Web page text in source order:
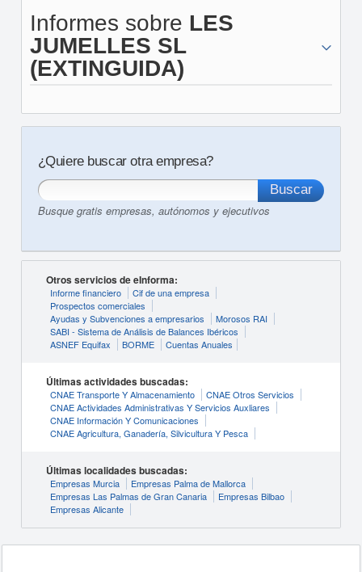
Informes sobre LES
JUMELLES SL
(EXTINGUIDA)
¿Quiere buscar otra empresa?
Busque gratis empresas, autónomos y ejecutivos
Otros servicios de eInforma:
Informe financiero
Cif de una empresa
Prospectos comerciales
Ayudas y Subvenciones a empresarios
Morosos RAI
SABI - Sistema de Análisis de Balances Ibéricos
ASNEF Equifax
BORME Cuentas Anuales
Últimas actividades buscadas:
CNAE Transporte Y Almacenamiento
CNAE Otros Servicios
CNAE Actividades Administrativas Y Servicios Auxliares
CNAE Información Y Comunicaciones
CNAE Agricultura, Ganadería, Silvicultura Y Pesca
Últimas localidades buscadas:
Empresas Murcia
Empresas Palma de Mallorca
Empresas Las Palmas de Gran Canaria
Empresas Bilbao
Empresas Alicante